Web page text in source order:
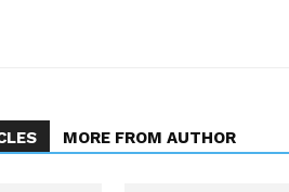
MORE FROM AUTHOR